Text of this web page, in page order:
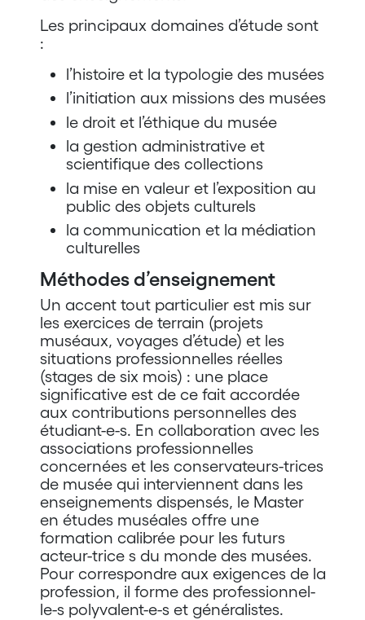
Les principaux domaines d’étude sont
:
l’histoire et la typologie des musées
l’initiation aux missions des musées
le droit et l’éthique du musée
la gestion administrative et
scientifique des collections
la mise en valeur et l’exposition au
public des objets culturels
la communication et la médiation
culturelles
Méthodes d’enseignement
Un accent tout particulier est mis sur
les exercices de terrain (projets
muséaux, voyages d’étude) et les
situations professionnelles réelles
(stages de six mois) : une place
significative est de ce fait accordée
aux contributions personnelles des
étudiant-e-s. En collaboration avec les
associations professionnelles
concernées et les conservateurs-trices
de musée qui interviennent dans les
enseignements dispensés, le Master
en études muséales offre une
formation calibrée pour les futurs
acteur-trice s du monde des musées.
Pour correspondre aux exigences de la
profession, il forme des professionnel-
le-s polyvalent-e-s et généralistes.